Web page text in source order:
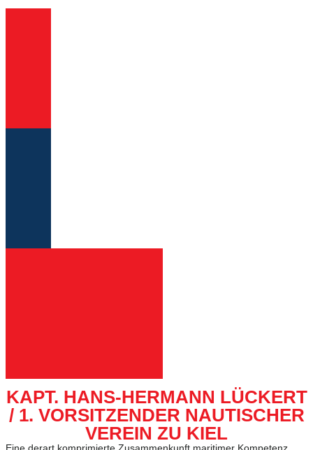
KAPT. HANS-HERMANN LÜCKERT
/ 1. VORSITZENDER NAUTISCHER
VEREIN ZU KIEL